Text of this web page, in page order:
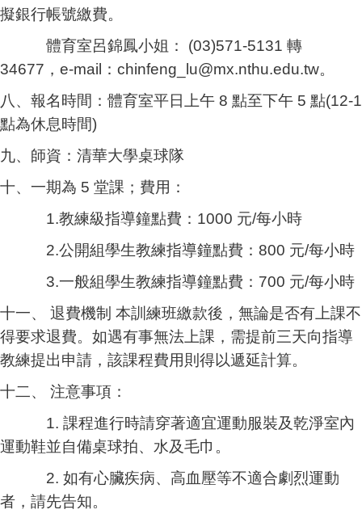
擬銀行帳號繳費。
體育室呂錦鳳小姐： (03)571-5131 轉
34677，e-mail：chinfeng_lu@mx.nthu.edu.tw。
八、報名時間：體育室平日上午 8 點至下午 5 點(12-1
點為休息時間)
九、師資：清華大學桌球隊
十、一期為 5 堂課； 費用：
1.教練級指導鐘點費：1000 元/每小時
2.公開組學生教練指導鐘點費：800 元/每小時
3.一般組學生教練指導鐘點費：700 元/每小時
十一、 退費機制 本訓練班繳款後，無論是否有上課不
得要求退費。如遇有事無法上課，需提前三天向指導
教練提出申請，該課程費用則得以遞延計算。
十二、 注意事項：
1. 課程進行時請穿著適宜運動服裝及乾淨室內
運動鞋並自備桌球拍、水及毛巾。
2. 如有心臟疾病、高血壓等不適合劇烈運動
者，請先告知。